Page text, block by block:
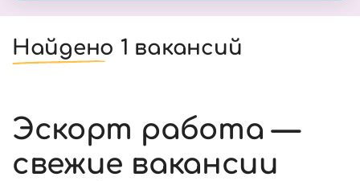
Найдено 1 вакансий
Эскорт работа —
свежие вакансии